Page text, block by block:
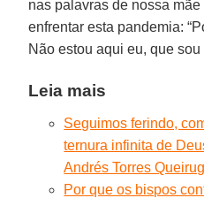
nas palavras de nossa mãe
enfrentar esta pandemia:
Não estou aqui eu, que sou
Leia mais
Seguimos ferindo,
ternura infinita de
Andrés Torres
Por que os bispos